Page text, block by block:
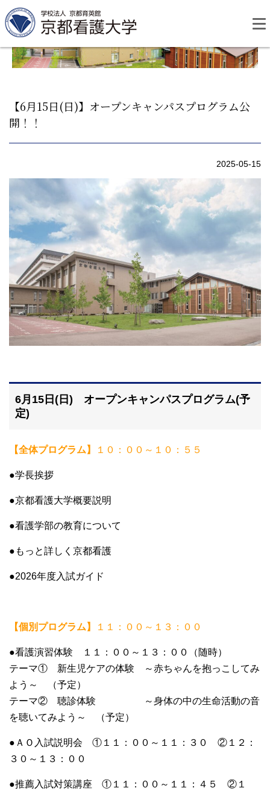
看護学部・編入学
学校生活
大学院【博士前期課程】
大学院【博士後期課程】
サイト案内
to
【6月15日(日)】オープンキャンパスプログラム公
開！！
2025-05-15
6月15日(日) オープンキャンパスプログラム(予
定)
【全体プログラム】 １０：００～１０：５５
●学長挨拶
●京都看護大学概要説明
●看護学部の教育について
●もっと詳しく京都看護
●2026年度入試ガイド
【個別プログラム】 １１：００～１３：００
●看護演習体験 １１：００～１３：００（随時）
テーマ① 新生児ケアの体験 ～赤ちゃんを抱っこしてみ
よう～ （予定）
テーマ② 聴診体験 ～身体の中の生命活動の音
を聴いてみよう～ （予定）
●ＡＯ入試説明会 ①１１：００～１１：３０ ②１２：
３０～１３：００
●推薦入試対策講座 ①１１：００～１１：４５ ②１